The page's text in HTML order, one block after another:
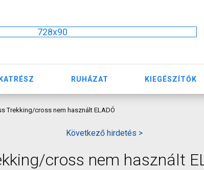
728x90
RUHÁZAT KIEGÉSZÍTŐK
Trekking/cross nem használt ELADÓ
Következő hirdetés >
cross nem használt